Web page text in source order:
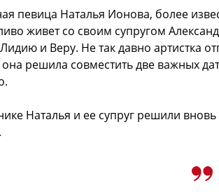
певица Наталья Ионова, более
живет со своим супругом
и Веру. Не так давно артистка
решила совместить две важных
Наталья и ее супруг решили